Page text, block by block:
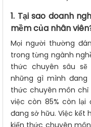
1. Tại sao doanh
mềm của nhân
Mọi người thường
trong từng ngành
thức chuyên sâu
những gì mình đang
thức chuyên môn chỉ
việc còn 85% còn
đang sở hữu. Việc kết